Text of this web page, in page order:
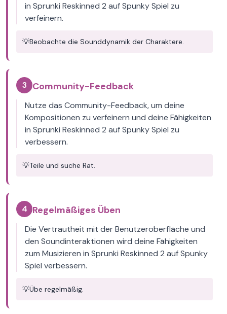
in Sprunki Reskinned 2 auf Spunky Spiel zu
verfeinern.
💡Beobachte die Sounddynamik der Charaktere.
3 Community-Feedback
Nutze das Community-Feedback, um deine
Kompositionen zu verfeinern und deine Fähigkeiten
in Sprunki Reskinned 2 auf Spunky Spiel zu
verbessern.
💡Teile und suche Rat.
4 Regelmäßiges Üben
Die Vertrautheit mit der Benutzeroberfläche und
den Soundinteraktionen wird deine Fähigkeiten
zum Musizieren in Sprunki Reskinned 2 auf Spunky
Spiel verbessern.
💡Übe regelmäßig.